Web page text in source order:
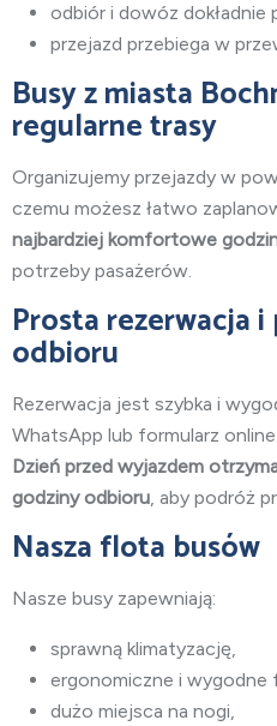
odbiór i dowóz dokładnie
przejazd przebiega w
Busy z miasta
regularne trasy
Organizujemy przejazdy w
czemu możesz łatwo
najbardziej komfortowe
potrzeby pasażerów.
Prosta rezerwacja
odbioru
Rezerwacja jest szybka i
WhatsApp lub formularz online.
Dzień przed wyjazdem
godziny odbioru , aby podróż
Nasza flota busów
Nasze busy zapewniają:
sprawną klimatyzację,
ergonomiczne i wygodne
dużo miejsca na nogi,